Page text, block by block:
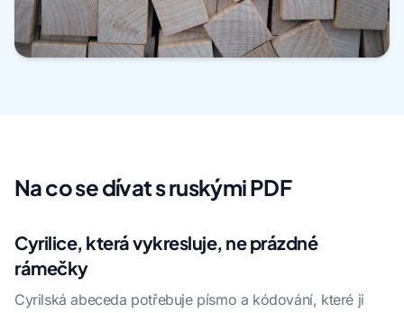
Na co se dívat s ruskými PDF
Cyrilice, která vykresluje, ne prázdné
rámečky
Cyrilská abeceda potřebuje písmo a kódování, které ji